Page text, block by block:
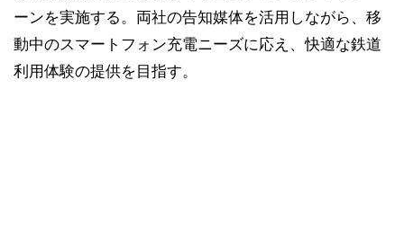
ーンを実施する。両社の告知媒体を活用しながら、移
動中のスマートフォン充電ニーズに応え、快適な鉄道
利用体験の提供を目指す。